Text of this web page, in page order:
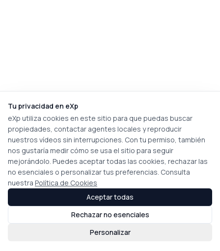
Tu privacidad en eXp
eXp utiliza cookies en este sitio para que puedas buscar
propiedades, contactar agentes locales y reproducir
nuestros vídeos sin interrupciones. Con tu permiso, también
nos gustaría medir cómo se usa el sitio para seguir
mejorándolo. Puedes aceptar todas las cookies, rechazar las
no esenciales o personalizar tus preferencias. Consulta
nuestra Política de Cookies
Personalizar
Rechazar no esenciales
Aceptar todas